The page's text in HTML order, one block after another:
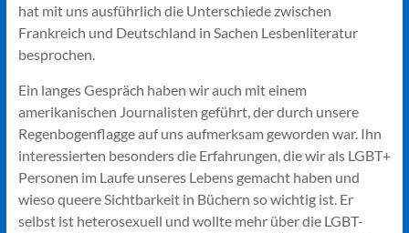
hat mit uns ausführlich die Unterschiede zwischen
Frankreich und Deutschland in Sachen Lesbenliteratur
besprochen.
Ein langes Gespräch haben wir auch mit einem
amerikanischen Journalisten geführt, der durch unsere
Regenbogenflagge auf uns aufmerksam geworden war. Ihn
interessierten besonders die Erfahrungen, die wir als LGBT+
Personen im Laufe unseres Lebens gemacht haben und
wieso queere Sichtbarkeit in Büchern so wichtig ist. Er
selbst ist heterosexuell und wollte mehr über die LGBT-